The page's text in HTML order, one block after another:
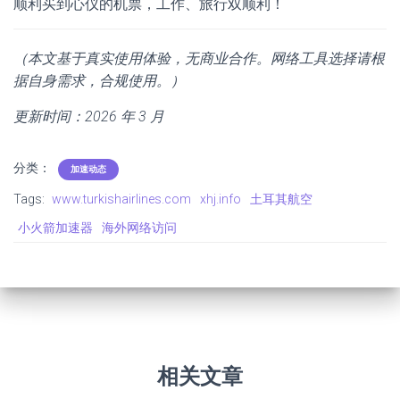
顺利买到心仪的机票，工作、旅行双顺利！
（本文基于真实使用体验，无商业合作。网络工具选择请根
据自身需求，合规使用。）
更新时间：2026 年 3 月
分类： 加速动态
Tags: www.turkishairlines.com xhj.info
土耳其航空
小火箭加速器
海外网络访问
相关文章